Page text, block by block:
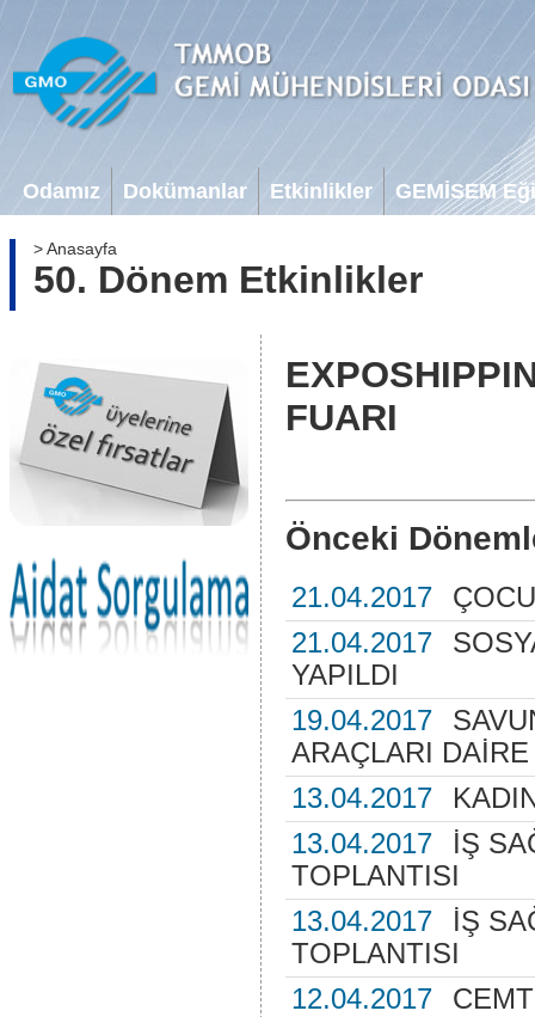
Odamız Dokümanlar Etkinlikler GEMİSEM
> Anasayfa
50. Dönem Etkinlikler
FUARI
Önceki
21.04.2017
21.04.2017
YAPILDI
19.04.2017
ARAÇLARI
13.04.2017
13.04.2017
İŞ
TOPLANTISI
13.04.2017
İŞ
TOPLANTISI
12.04.2017